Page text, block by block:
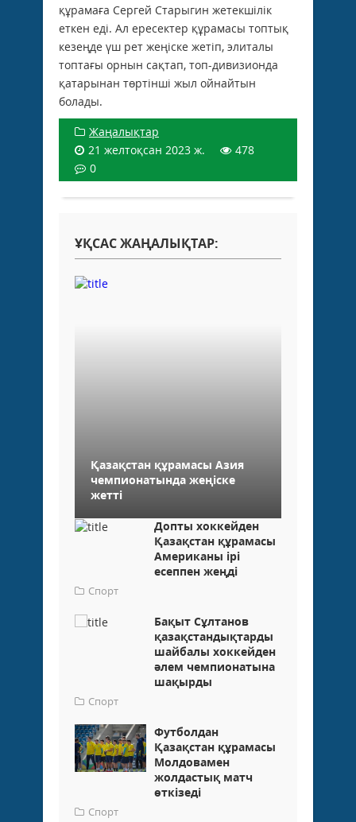
құрамаға Сергей Старыгин жетекшілік
еткен еді. Ал ересектер құрамасы топтық
кезеңде үш рет жеңіске жетіп, элиталы
топтағы орнын сақтап, топ-дивизионда
қатарынан төртінші жыл ойнайтын
болады.
Жаңалықтар
21 желтоқсан 2023 ж.
478
0
ҰҚСАС ЖАҢАЛЫҚТАР:
Қазақстан құрамасы Азия
чемпионатында жеңіске
жетті
Допты хоккейден
Қазақстан құрамасы
Американы ірі
есеппен жеңді
Спорт
Бақыт Сұлтанов
қазақстандықтарды
шайбалы хоккейден
әлем чемпионатына
шақырды
Спорт
Футболдан
Қазақстан құрамасы
Молдовамен
жолдастық матч
өткізеді
Спорт